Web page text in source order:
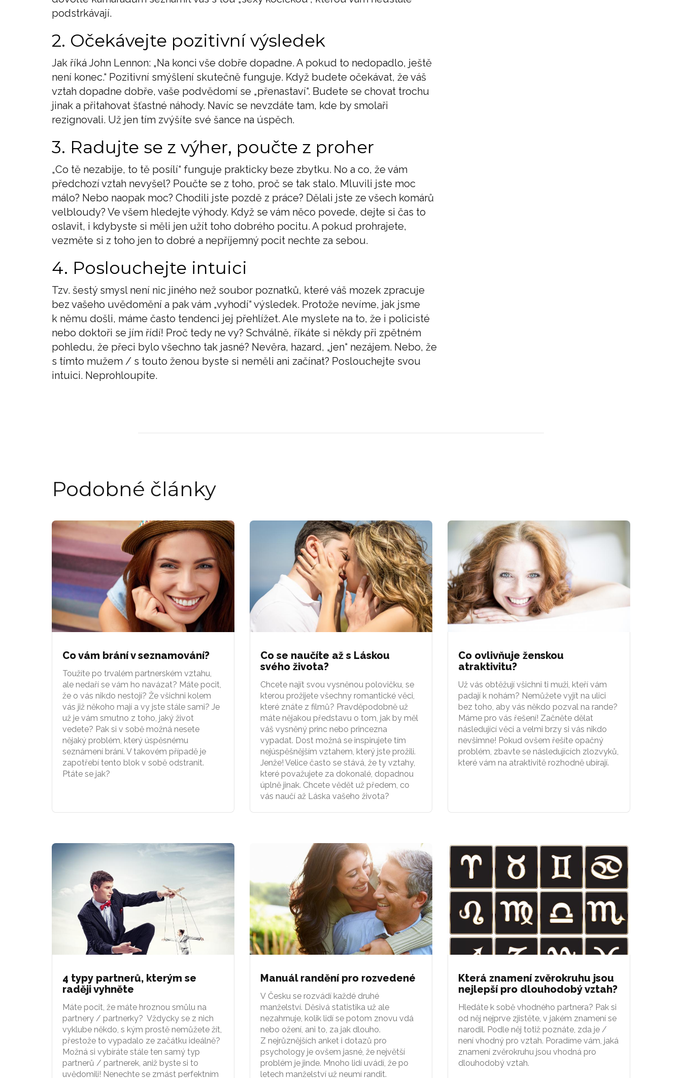
podstrkávají.
2. Očekávejte pozitivní výsledek
Jak říká John Lennon: „Na konci vše dobře dopadne. A pokud to nedopadlo, ještě
není konec.“ Pozitivní smýšlení skutečně funguje. Když budete očekávat, že váš
vztah dopadne dobře, vaše podvědomí se „přenastaví“. Budete se chovat trochu
jinak a přitahovat šťastné náhody. Navíc se nevzdáte tam, kde by smolaři
rezignovali. Už jen tím zvýšíte své šance na úspěch.
3. Radujte se z výher, poučte z proher
„Co tě nezabije, to tě posílí“ funguje prakticky beze zbytku. No a co, že vám
předchozí vztah nevyšel? Poučte se z toho, proč se tak stalo. Mluvili jste moc
málo? Nebo naopak moc? Chodili jste pozdě z práce? Dělali jste ze všech komárů
velbloudy? Ve všem hledejte výhody. Když se vám něco povede, dejte si čas to
oslavit, i kdybyste si měli jen užít toho dobrého pocitu. A pokud prohrajete,
vezměte si z toho jen to dobré a nepříjemný pocit nechte za sebou.
4. Poslouchejte intuici
Tzv. šestý smysl není nic jiného než soubor poznatků, které váš mozek zpracuje
bez vašeho uvědomění a pak vám „vyhodí“ výsledek. Protože nevíme, jak jsme
k němu došli, máme často tendenci jej přehlížet. Ale myslete na to, že i policisté
nebo doktoři se jím řídí! Proč tedy ne vy? Schválně, říkáte si někdy při zpětném
pohledu, že přeci bylo všechno tak jasné? Nevěra, hazard, „jen“ nezájem. Nebo, že
s tímto mužem / s touto ženou byste si neměli ani začínat? Poslouchejte svou
intuici. Neprohloupíte.
Podobné články
Co vám brání v seznamování?
Toužíte po trvalém partnerském vztahu,
ale nedaří se vám ho navázat? Máte pocit,
že o vás nikdo nestojí? Že všichni kolem
vás již někoho mají a vy jste stále sami? Je
už je vám smutno z toho, jaký život
vedete? Pak si v sobě možná nesete
nějaký problém, který úspěsnému
seznámení brání. V takovém případě je
zapotřebí tento blok v sobě odstranit.
Ptáte se jak?
Co se naučíte až s Láskou
svého života?
Chcete najít svou vysněnou polovičku, se
kterou prožijete všechny romantické věci,
které znáte z filmů? Pravděpodobně už
máte nějakou představu o tom, jak by měl
váš vysněný princ nebo princezna
vypadat. Dost možná se inspirujete tím
nejúspěšnějším vztahem, který jste prožili.
Jenže! Velice často se stává, že ty vztahy,
které považujete za dokonalé, dopadnou
úplně jinak. Chcete vědět už předem, co
vás naučí až Láska vašeho života?
Co ovlivňuje ženskou
atraktivitu?
Už vás obtěžují všichni ti muži, kteří vám
padají k nohám? Nemůžete vyjít na ulici
bez toho, aby vás někdo pozval na rande?
Máme pro vás řešení! Začněte dělat
následující věci a velmi brzy si vás nikdo
nevšimne! Pokud ovšem řešíte opačný
problém, zbavte se následujících zlozvyků,
které vám na atraktivitě rozhodně ubírají.
4 typy partnerů, kterým se
raději vyhněte
Máte pocit, že máte hroznou smůlu na
partnery / partnerky? Vždycky se z nich
vyklube někdo, s kým prostě nemůžete žít,
přestože to vypadalo ze začátku ideálně?
Možná si vybíráte stále ten samý typ
partnerů / partnerek, aniž byste si to
uvědomili! Nenechte se zmást perfektním
Manuál randění pro rozvedené
V Česku se rozvádí každé druhé
manželství. Děsivá statistika už ale
nezahrnuje, kolik lidí se potom znovu vdá
nebo ožení, ani to, za jak dlouho.
Z nejrůznějších anket i dotazů pro
psychology je ovšem jasné, že největší
problém je jinde. Mnoho lidí uvádí, že po
letech manželství už neumí randit.
Která znamení zvěrokruhu jsou
nejlepší pro dlouhodobý vztah?
Hledáte k sobě vhodného partnera? Pak si
od něj nejprve zjistěte, v jakém znamení se
narodil. Podle něj totiž poznáte, zda je /
není vhodný pro vztah. Poradíme vám, jaká
znamení zvěrokruhu jsou vhodná pro
dlouhodobý vztah.